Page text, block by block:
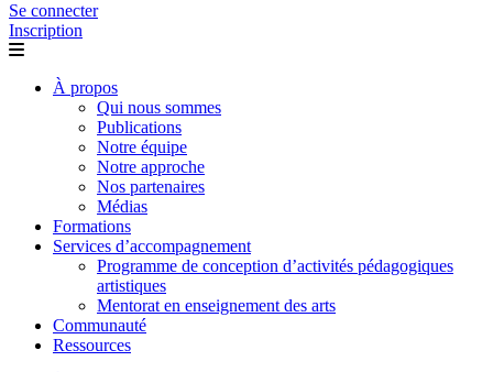
Se connecter
Inscription
À propos
Qui nous sommes
Publications
Notre équipe
Notre approche
Nos partenaires
Médias
Formations
Services d’accompagnement
Programme de conception d’activités pédagogiques
artistiques
Mentorat en enseignement des arts
Communauté
Ressources